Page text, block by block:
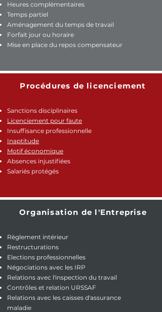
Heures complémentaires
Temps partiel
Aménagement du temps de travail
Forfait jour ou horaire
Mise en place du repos compensateur
Procédures de licenciement
Sanctions disciplinaires
Licenciement pour faute
Insuffisance professionnelle
Inaptitude
Motif économique
Absences injustifiées
Salariés protégés
Organisation de l'Entreprise
Règlement intérieur
Restructurations
Elections professionnelles
Négociations avec les IRP
Relations avec l'inspection du travail
Contrôles et relation URSSAF
Relations avec les caisses d'assurance
maladie